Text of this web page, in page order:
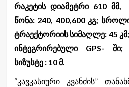
რაკეტის დიამეტრი 610
წონა: 240, 400,600 კგ;
ტრაექტორიის სიმაღლე: 45 კმ;
ინტეგრირებული GPS- ში;
სიზუსტე : 10 მ.
“კავკასიური კვანძის”